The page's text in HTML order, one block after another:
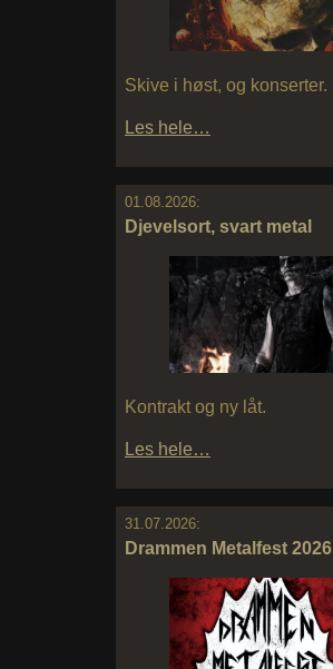
Skive i høst, og konserter.
Les hele…
01.08.2026:
Djevelsort, svart metal
Kontrakt og ny låt.
Les hele…
31.07.2026:
Drammen Metalfest 2026